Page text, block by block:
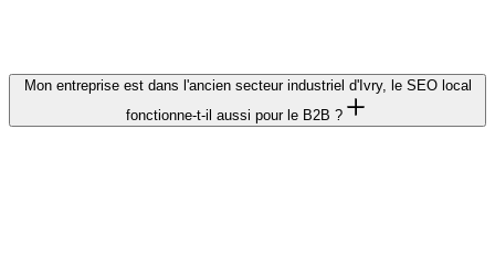
Mon entreprise est dans l'ancien secteur industriel d'Ivry, le SEO local
fonctionne-t-il aussi pour le B2B ?